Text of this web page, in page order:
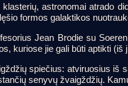
astronomai atrado
formos galaktikos
Jean Brodie su
kuriose jie gali būti aptikti (iš
spiečius: atviruosius iš
senyvų žvaigždžių.